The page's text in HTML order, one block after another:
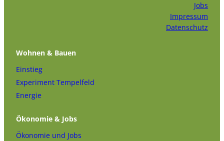
Jobs
Impressum
Datenschutz
Wohnen & Bauen
Einstieg
Experiment Tempelfeld
Energie
Ökonomie & Jobs
Ökonomie und Jobs